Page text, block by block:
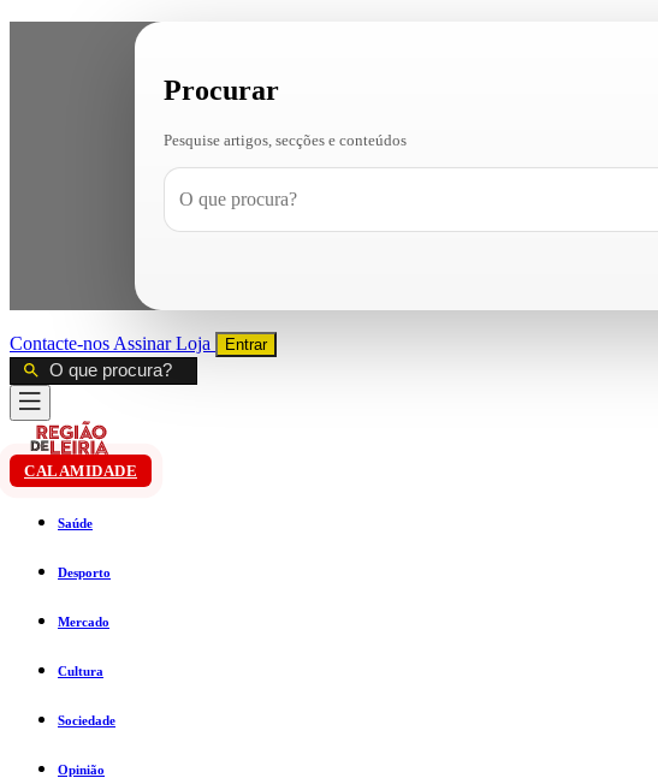
Procurar
Pesquise artigos, secções e conteúdos
Contacte-nos AssinarLoja Entrar
CALAMIDADE
Saúde
Desporto
Mercado
Cultura
Sociedade
Opinião